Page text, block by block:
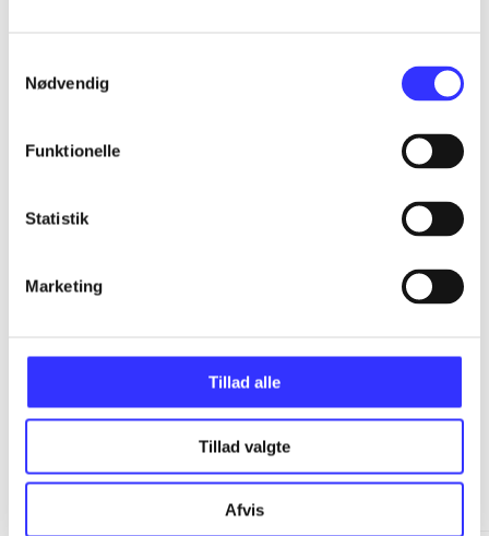
Nødvendig
Funktionelle
Statistik
Marketing
Tillad alle
Tillad valgte
Afvis
Minder om